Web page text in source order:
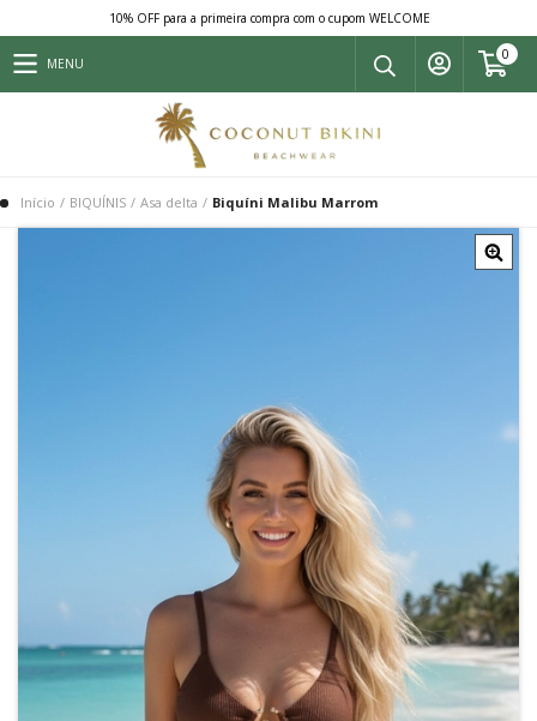
10% OFF para a primeira compra com o cupom WELCOME
MENU
0
Início / BIQUÍNIS / Asa delta / Biquíni Malibu Marrom